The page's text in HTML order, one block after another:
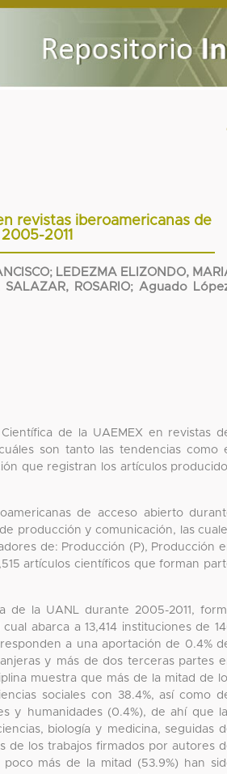
revistas iberoamericanas de
2011
; LEDEZMA ELIZONDO,
SALAZAR, ROSARIO; Aguado
de la UAEMEX en revistas
son tanto las tendencias como
que registran los artículos
de acceso abierto
producción y comunicación, las
de: Producción (P), Producción
artículos científicos que forman
de la UANL durante 2005-2011,
abarca a 13,414 instituciones de
a una aportación de 0.4%
y más de dos terceras partes
muestra que más de la mitad de
sociales con 38.4%, así como
y humanidades (0.4%), de ahí que
biología y medicina, seguidas
de los trabajos firmados por autores
más de la mitad (53.9%) han